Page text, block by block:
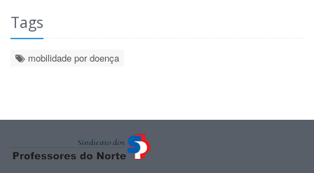
Tags
mobilidade por doença